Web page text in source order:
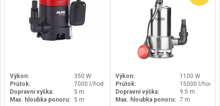
Výkon:
350 W
Průtok:
7000 l/hod
Dopravní výška:
5 m
Max. hloubka ponoru: 5 m
Výkon:
1100 W
Průtok:
15000 l/hod
Dopravní výška:
9.5 m
Max. hloubka ponoru: 7 m